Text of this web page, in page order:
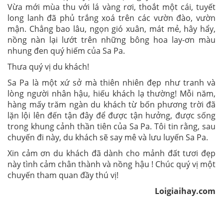
Vừa mới mùa thu với lá vàng rơi, thoắt một cái, tuyết
long lanh đã phủ trắng xoá trên các vườn đào, vườn
mận. Chẳng bao lâu, ngọn gió xuân, mát mẻ, hây hẩy,
nồng nàn lại lướt trên những bông hoa lay-ơn màu
nhung đen quý hiếm của Sa Pa.
Thưa quý vị du khách!
Sa Pa là một xứ sở mà thiên nhiên đẹp như tranh và
lòng người nhân hậu, hiếu khách lạ thường! Mỗi năm,
hàng mấy trăm ngàn du khách từ bốn phương trời đã
lặn lội lên đến tận đây để được tận hưởng, được sống
trong khung cảnh thần tiên của Sa Pa. Tôi tin rằng, sau
chuyến đi này, du khách sẽ say mê và lưu luyến Sa Pa.
Xin cảm ơn du khách đã dành cho mảnh đất tươi đẹp
này tình cảm chân thành và nồng hậu ! Chúc quý vị một
chuyến tham quan đầy thú vị!
Loigiaihay.com